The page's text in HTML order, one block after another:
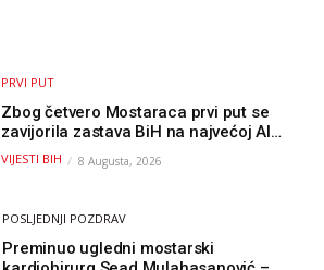
PRVI PUT
Zbog četvero Mostaraca prvi put se
zavijorila zastava BiH na najvećoj AI
olimpijadi, a sada je njihov mentor
postao član komiteta Međunarodne
VIJESTI BIH 8 Augusta, 2026
POSLJEDNJI POZDRAV
Preminuo ugledni mostarski